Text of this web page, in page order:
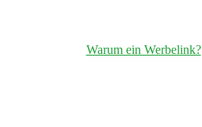
Warum ein Werbelink?